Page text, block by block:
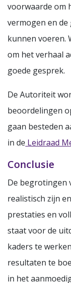
voorwaarde om
vermogen en
kunnen voeren.
om het verhaal
goede gesprek.
De Autoriteit
beoordelingen
gaan besteden
in de Leidraad
Conclusie
De begrotingen
realistisch zijn
prestaties en
staat voor de
kaders te
resultaten te
in het